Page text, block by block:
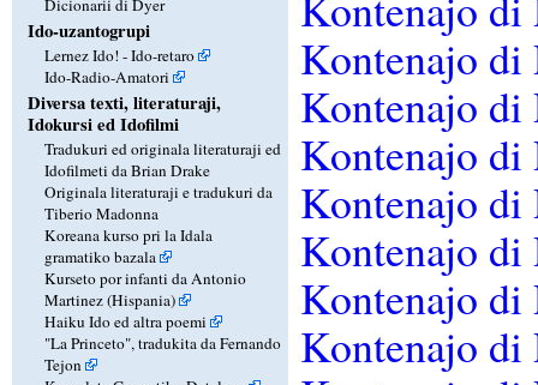
Dicionarii di Dyer
Ido-uzantogrupi
Lernez Ido! - Ido-retaro
Ido-Radio-Amatori
Diversa texti, literaturaji,
Idokursi ed Idofilmi
Tradukuri ed originala literaturaji ed
Idofilmeti da Brian Drake
Originala literaturaji e tradukuri da
Tiberio Madonna
Koreana kurso pri la Idala
gramatiko bazala
Kurseto por infanti da Antonio
Martinez (Hispania)
Haiku Ido ed altra poemi
"La Princeto", tradukita da Fernando
Tejon
Kontenajo di
Kontenajo di
Kontenajo di
Kontenajo di
Kontenajo di
Kontenajo di
Kontenajo di